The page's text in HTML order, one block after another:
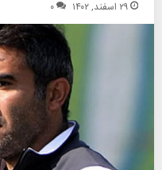
۲۹ اسفند, ۱۴۰۲ ۰